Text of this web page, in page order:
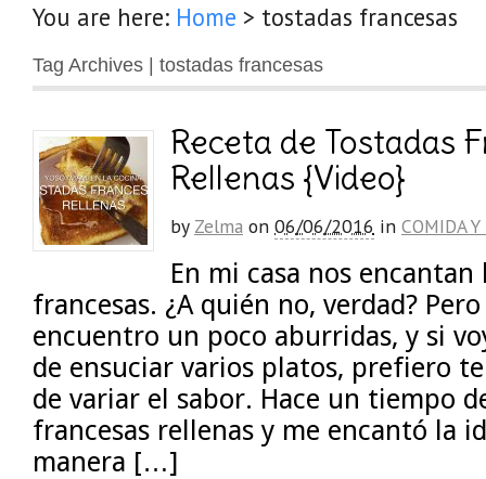
You are here: Home > tostadas francesas
Tag Archives | tostadas francesas
Receta de Tostadas
Rellenas {Video}
by Zelma on 06/06/2016 in COMIDA
En mi casa nos encantan
francesas. ¿A quién no, verdad?
encuentro un poco aburridas, y si
de ensuciar varios platos, prefiero
de variar el sabor. Hace un tiempo
francesas rellenas y me encantó la
manera […]